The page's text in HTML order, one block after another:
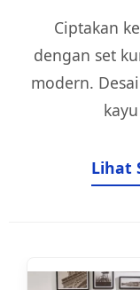
Ciptakan
dengan set
modern.
Lihat